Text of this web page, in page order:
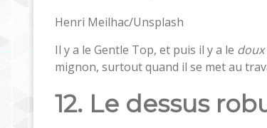
Henri Meilhac/Unsplash
Il y a le Gentle Top, et puis il y a le doux
mignon, surtout quand il se met au
12. Le dessus